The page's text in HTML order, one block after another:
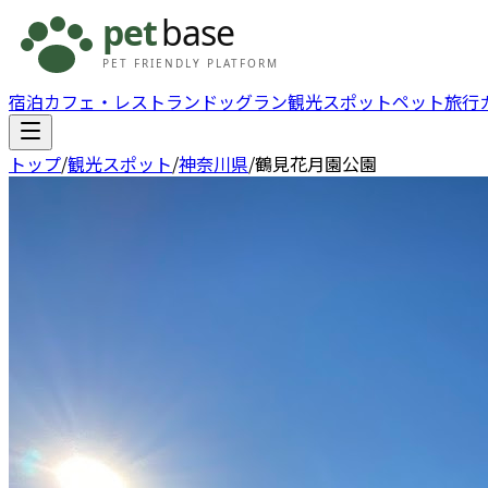
宿泊カフェ・レストラン ドッグラン観光スポットペット旅行
トップ/観光スポット/神奈川県/鶴見花月園公園